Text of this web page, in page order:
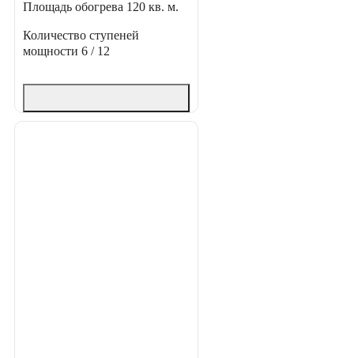
Площадь обогрева 120 кв. м.
Количество ступеней
мощности 6 / 12